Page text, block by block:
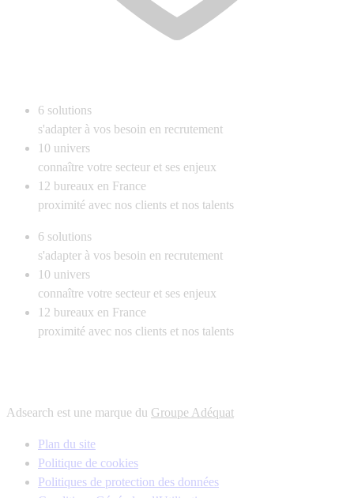
6 solutions
s'adapter à vos besoin en recrutement
10 univers
connaître votre secteur et ses enjeux
12 bureaux en France
proximité avec nos clients et nos talents
6 solutions
s'adapter à vos besoin en recrutement
10 univers
connaître votre secteur et ses enjeux
12 bureaux en France
proximité avec nos clients et nos talents
Adsearch est une marque du Groupe Adéquat
Plan du site
Politique de cookies
Politiques de protection des données